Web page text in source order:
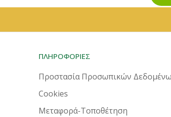
ΠΛΗΡΟΦΟΡΙΕΣ
Προστασία Προσωπικών
Cookies
Μεταφορά-Τοποθέτηση